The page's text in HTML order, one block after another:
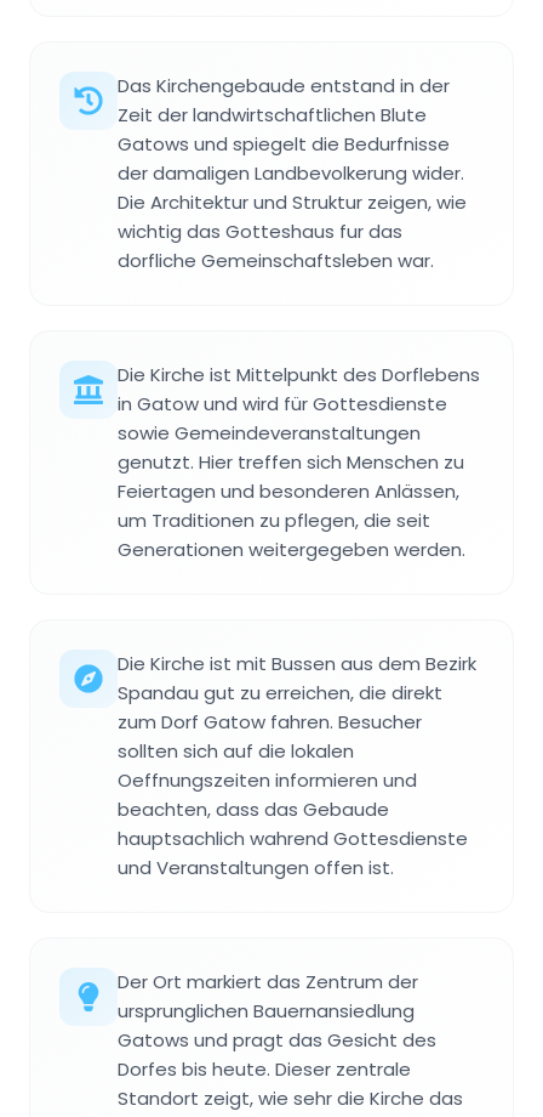
Das Kirchengebaude entstand in der
Zeit der landwirtschaftlichen Blute
Gatows und spiegelt die Bedurfnisse
der damaligen Landbevolkerung wider.
Die Architektur und Struktur zeigen, wie
wichtig das Gotteshaus fur das
dorfliche Gemeinschaftsleben war.
Die Kirche ist Mittelpunkt des Dorflebens
in Gatow und wird für Gottesdienste
sowie Gemeindeveranstaltungen
genutzt. Hier treffen sich Menschen zu
Feiertagen und besonderen Anlässen,
um Traditionen zu pflegen, die seit
Generationen weitergegeben werden.
Die Kirche ist mit Bussen aus dem Bezirk
Spandau gut zu erreichen, die direkt
zum Dorf Gatow fahren. Besucher
sollten sich auf die lokalen
Oeffnungszeiten informieren und
beachten, dass das Gebaude
hauptsachlich wahrend Gottesdienste
und Veranstaltungen offen ist.
Der Ort markiert das Zentrum der
ursprunglichen Bauernansiedlung
Gatows und pragt das Gesicht des
Dorfes bis heute. Dieser zentrale
Standort zeigt, wie sehr die Kirche das